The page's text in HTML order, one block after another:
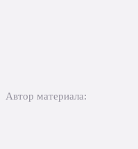
Автор материала: